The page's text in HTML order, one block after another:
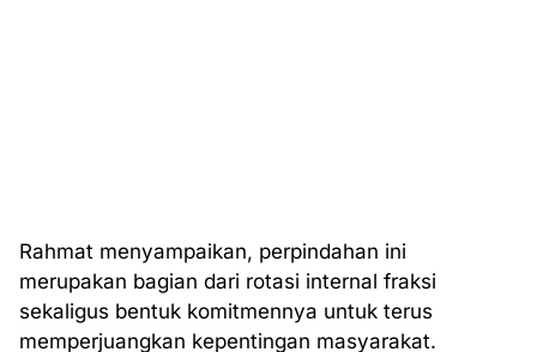
Rahmat menyampaikan, perpindahan ini
merupakan bagian dari rotasi internal fraksi
sekaligus bentuk komitmennya untuk terus
memperjuangkan kepentingan masyarakat.